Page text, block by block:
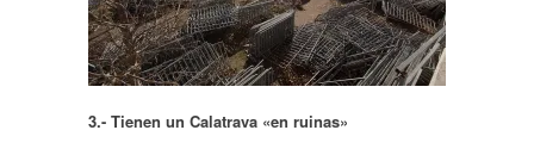
3.- Tienen un Calatrava «en ruinas»